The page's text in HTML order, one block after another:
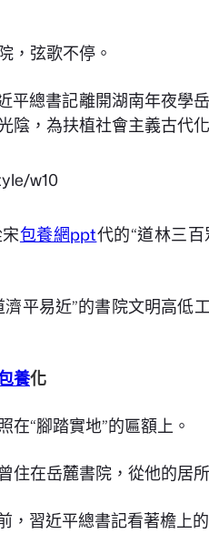
，弦歌不停。
平總書記離開湖南年夜學
陰，為扶植社會主義古代
包養網ppt代的“道林三
平易近”的書院文明高
養化
“腳踏實地”的匾額上。
住在岳麓書院，從他的居
習近平總書記看著檐上